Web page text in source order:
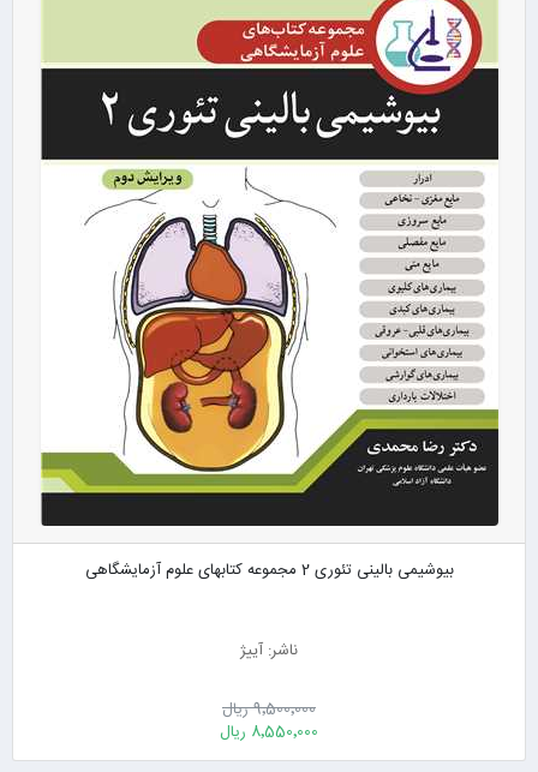
بیوشیمی بالینی تئوری 2 مجموعه کتابهای علوم آزمایشگاهی
ناشر: آییژ
9٬500٬000 ریال
8٬550٬000 ریال